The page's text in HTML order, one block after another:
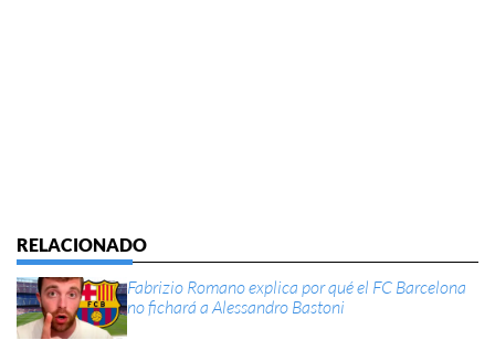
Fabrizio Romano explica por qué el FC Barcelona
no fichará a Alessandro Bastoni